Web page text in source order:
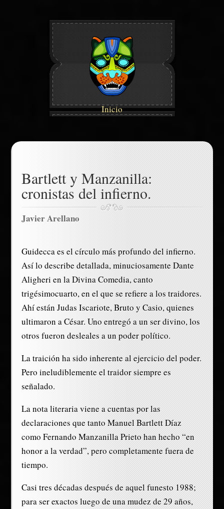
Inicio
Bartlett y Manzanilla:
cronistas del infierno.
Javier Arellano
Guidecca es el círculo más profundo del infierno.
Así lo describe detallada, minuciosamente Dante
Aligheri en la Divina Comedia, canto
trigésimocuarto, en el que se refiere a los traidores.
Ahí están Judas Iscariote, Bruto y Casio, quienes
ultimaron a César. Uno entregó a un ser divino, los
otros fueron desleales a un poder político.
La traición ha sido inherente al ejercicio del poder.
Pero ineludiblemente el traidor siempre es
señalado.
La nota literaria viene a cuentas por las
declaraciones que tanto Manuel Bartlett Díaz
como Fernando Manzanilla Prieto han hecho “en
honor a la verdad”, pero completamente fuera de
tiempo.
Casi tres décadas después de aquel funesto 1988;
para ser exactos luego de una mudez de 29 años,